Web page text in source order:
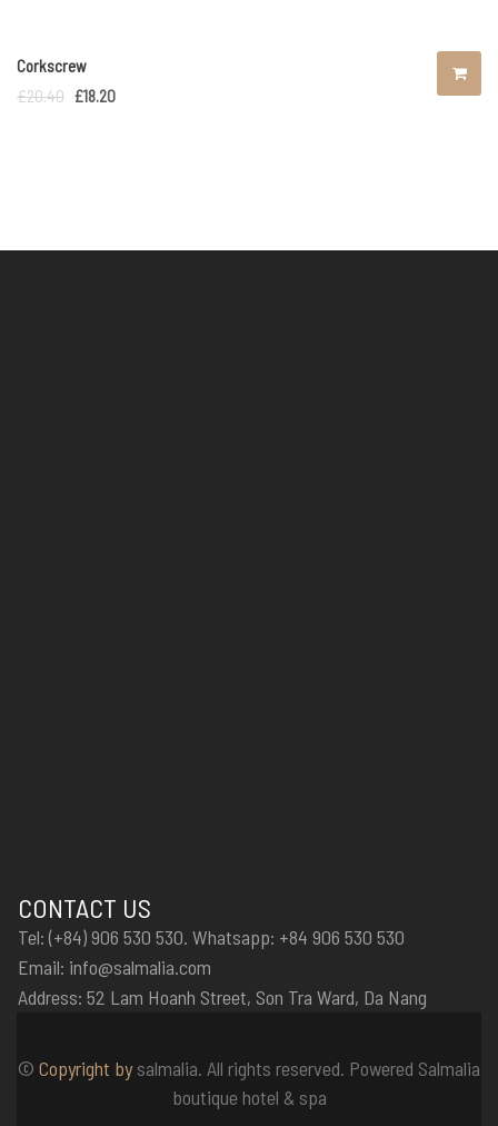
Corkscrew
£20.40 £18.20
CONTACT US
Tel: (+84) 906 530 530. Whatsapp: +84 906 530 530
Email: info@salmalia.com
Address: 52 Lam Hoanh Street, Son Tra Ward, Da Nang
© Copyright bysalmalia. All rights reserved. Powered Salmalia
boutique hotel & spa